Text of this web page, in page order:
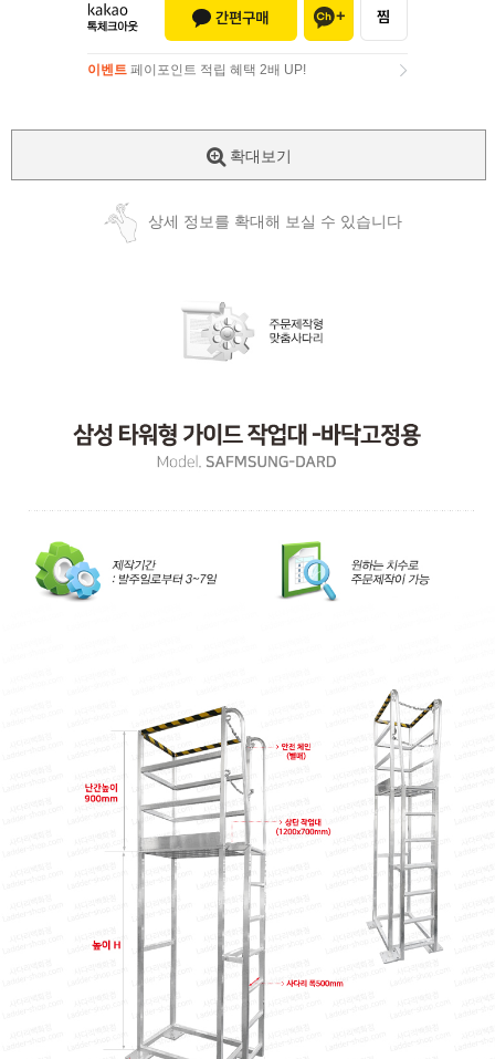
이벤트 페이포인트 적립 혜택 2배 UP!
확대보기
상세 정보를 확대해 보실 수 있습니다